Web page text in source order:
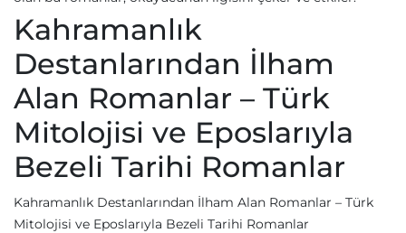
Kahramanlık
Destanlarından İlham
Alan Romanlar – Türk
Mitolojisi ve Eposlarıyla
Bezeli Tarihi Romanlar
Kahramanlık Destanlarından İlham Alan Romanlar – Türk
Mitolojisi ve Eposlarıyla Bezeli Tarihi Romanlar